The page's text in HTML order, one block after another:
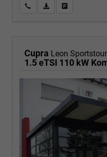
Wir rufen Sie anPDF-Fahrzeugexposé
Cupra Leon